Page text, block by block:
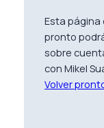
Esta
pronto
sobre
con Mikel
Volver